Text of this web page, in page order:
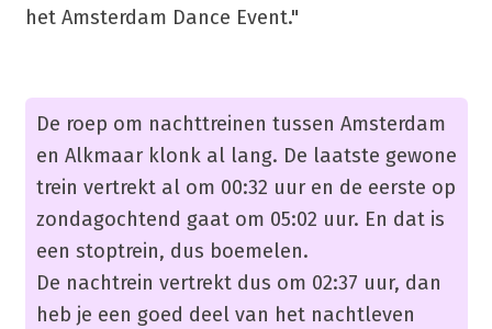
het Amsterdam Dance Event."
De roep om nachttreinen tussen Amsterdam
en Alkmaar klonk al lang. De laatste gewone
trein vertrekt al om 00:32 uur en de eerste op
zondagochtend gaat om 05:02 uur. En dat is
een stoptrein, dus boemelen.
De nachtrein vertrekt dus om 02:37 uur, dan
heb je een goed deel van het nachtleven